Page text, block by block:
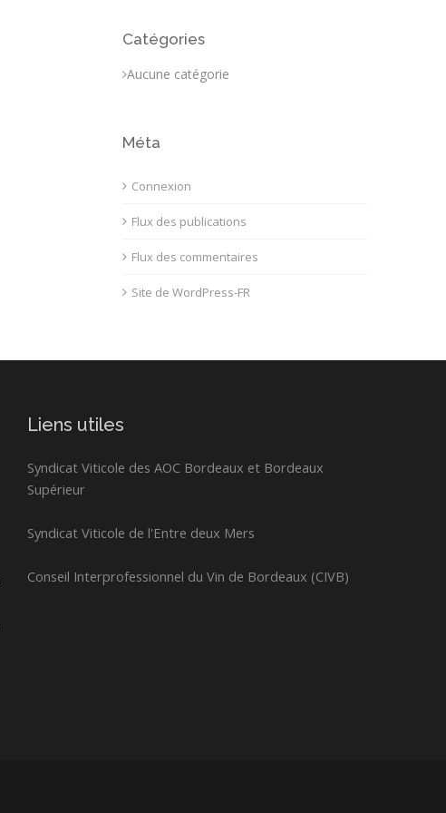
Catégories
Aucune catégorie
Méta
Connexion
Flux des publications
Flux des commentaires
Site de WordPress-FR
Liens utiles
Syndicat Viticole des AOC Bordeaux et Bordeaux
Supérieur
Syndicat Viticole de l'Entre deux Mers
Conseil Interprofessionnel du Vin de Bordeaux (CIVB)